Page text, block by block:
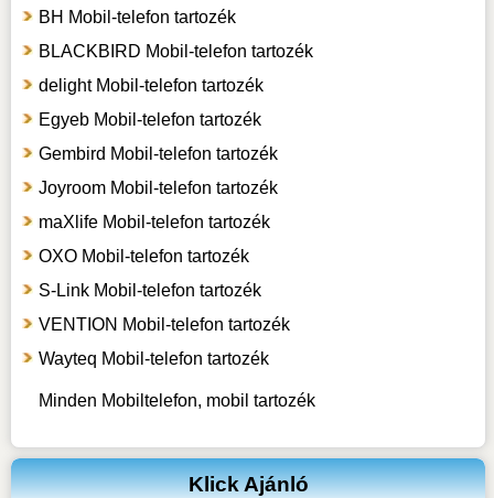
BH Mobil-telefon tartozék
BLACKBIRD Mobil-telefon tartozék
delight Mobil-telefon tartozék
Egyeb Mobil-telefon tartozék
Gembird Mobil-telefon tartozék
Joyroom Mobil-telefon tartozék
maXlife Mobil-telefon tartozék
OXO Mobil-telefon tartozék
S-Link Mobil-telefon tartozék
VENTION Mobil-telefon tartozék
Wayteq Mobil-telefon tartozék
Minden Mobiltelefon, mobil tartozék
Klick Ajánló